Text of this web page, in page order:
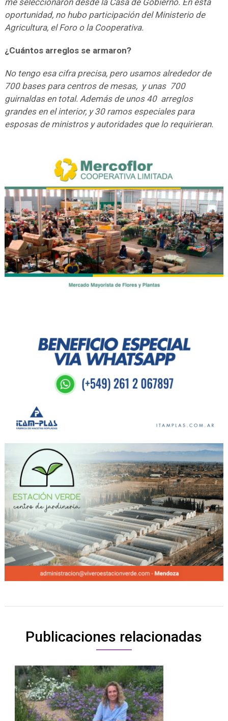
me seleccionaron desde la Casa de Gobierno. En esta
oportunidad, no hubo participación del Ministerio de
Agricultura, el Foro o la Cooperativa.
¿Cuántos arreglos se armaron?
No tengo esa cifra precisa, pero usamos alrededor de
700 bases para centros de mesas, y unas 700
guirnaldas en total. Además de unos 40 arreglos
grandes en el interior, y 30 ramos especiales para
esposas de ministros y autoridades que lo requirieran.
Publicaciones relacionadas